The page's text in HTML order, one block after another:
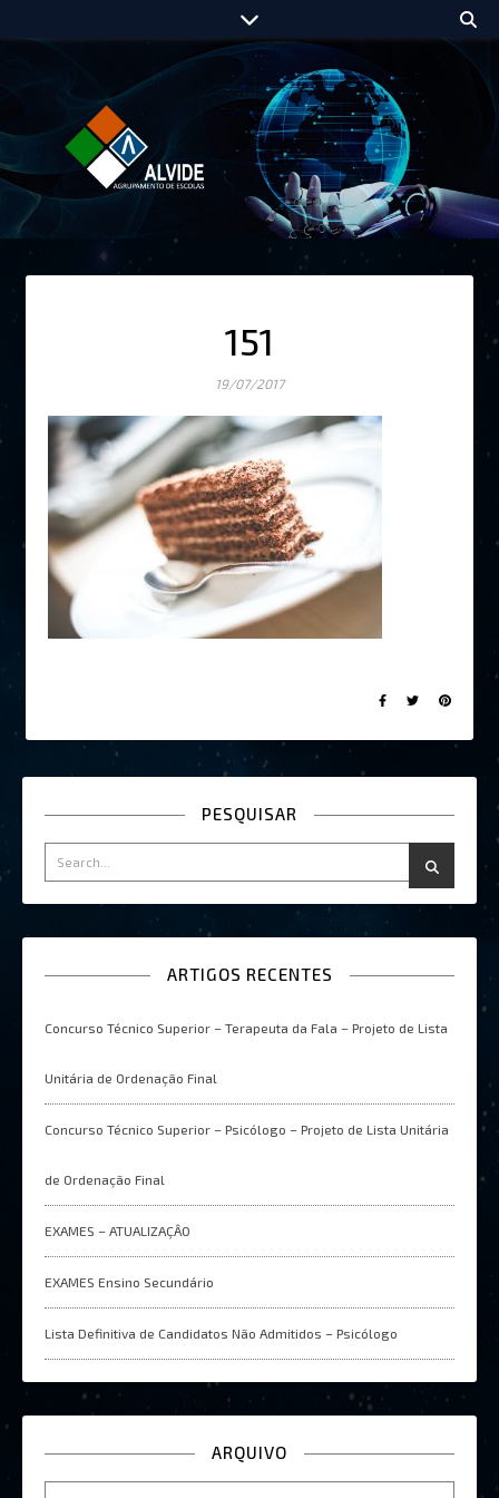
151
19/07/2017
PESQUISAR
ARTIGOS RECENTES
Concurso Técnico Superior – Terapeuta da Fala – Projeto de Lista
Unitária de Ordenação Final
Concurso Técnico Superior – Psicólogo – Projeto de Lista Unitária
de Ordenação Final
EXAMES – ATUALIZAÇÂO
EXAMES Ensino Secundário
Lista Definitiva de Candidatos Não Admitidos – Psicólogo
ARQUIVO
Arquivo